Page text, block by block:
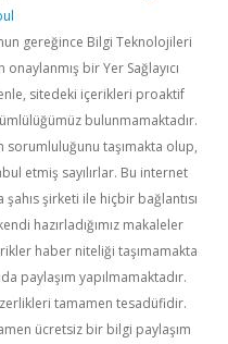
gereğince Bilgi Teknolojileri
bir Yer Sağlayıcı
sitedeki içerikleri proaktif
bulunmamaktadır.
sorumluluğunu taşımakta olup,
etmiş sayılırlar. Bu internet
şirketi ile hiçbir bağlantısı
hazırladığımız makaleler
haber niteliği taşımamakta
paylaşım yapılmamaktadır.
tamamen tesadüfidir.
ücretsiz bir bilgi paylaşım